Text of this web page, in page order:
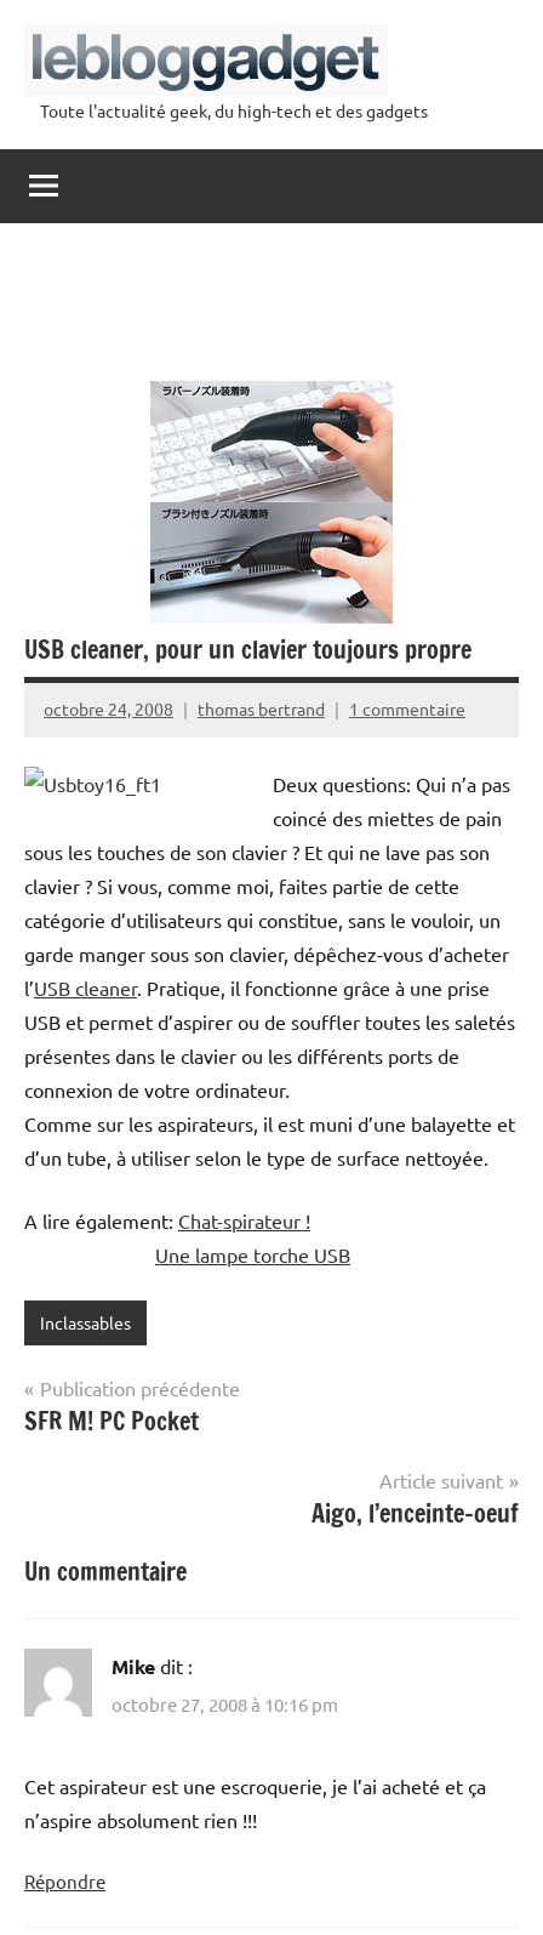
contenu
lebloggadget
Toute l'actualité geek, du high-tech et des gadgets
USB cleaner, pour un clavier toujours propre
octobre 24, 2008 thomas bertrand 1 commentaire
Deux questions: Qui n’a pas
coincé des miettes de pain
sous les touches de son clavier ? Et qui ne lave pas son
clavier ? Si vous, comme moi, faites partie de cette
catégorie d’utilisateurs qui constitue, sans le vouloir, un
garde manger sous son clavier, dépêchez-vous d’acheter
l’USB cleaner. Pratique, il fonctionne grâce à une prise
USB et permet d’aspirer ou de souffler toutes les saletés
présentes dans le clavier ou les différents ports de
connexion de votre ordinateur.
Comme sur les aspirateurs, il est muni d’une balayette et
d’un tube, à utiliser selon le type de surface nettoyée.
A lire également: Chat-spirateur !
Une lampe torche USB
Inclassables
Navigation
de
Publication précédente
SFR M! PC Pocket
Article suivant
Aigo, l’enceinte-oeuf
Un commentaire
Mike dit :
octobre 27, 2008 à 10:16 pm
Cet aspirateur est une escroquerie, je l’ai acheté et ça
n’aspire absolument rien !!!
Répondre